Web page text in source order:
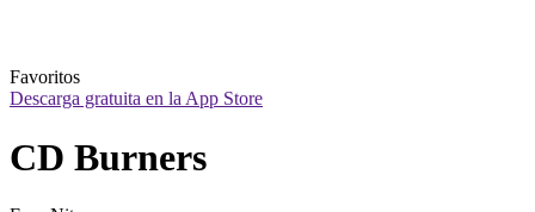
Favoritos
Descarga gratuita en la App Store
CD Burners